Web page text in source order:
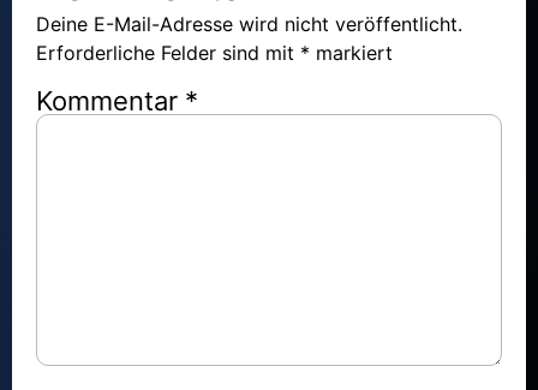
Deine E-Mail-Adresse wird nicht veröffentlicht.
Erforderliche Felder sind mit * markiert
Kommentar *